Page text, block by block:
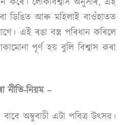
ডিঙিত আৰু মহিলাই বাওঁহাতত
এই ৰঙা বস্ত্ৰ পৰিধান কৰিলে
পূৰ্ণ হয় বুলি বিশ্বাস কৰা
নীতি-নিয়ম –
অম্বুবাচী এটা পবিত্ৰ উৎসৱ।